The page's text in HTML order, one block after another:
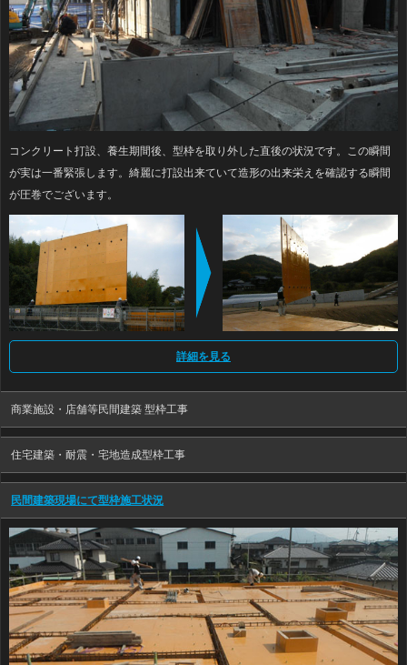
コンクリート打設、養生期間後、型枠を取り外した直後の状況です。この瞬間
が実は一番緊張します。綺麗に打設出来ていて造形の出来栄えを確認する瞬間
が圧巻でございます。
詳細を見る
商業施設・店舗等民間建築 型枠工事
住宅建築・耐震・宅地造成型枠工事
民間建築現場にて型枠施工状況